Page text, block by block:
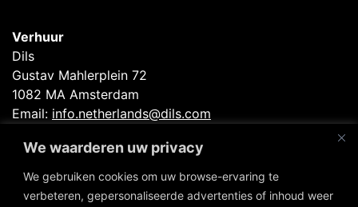
We waarderen uw privacy
We gebruiken cookies om uw browse-ervaring te
verbeteren, gepersonaliseerde advertenties of inhoud weer
Verhuur
Dils
Gustav Mahlerplein 72
1082 MA Amsterdam
Email: info.netherlands@dils.com
Beheer
First Property Management B.V.